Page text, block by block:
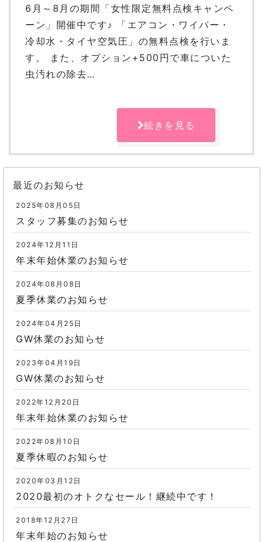
6月～8月の期間「女性限定無料点検キャンペ
ーン」開催中です♪ 「エアコン・ワイパー・
冷却水・タイヤ空気圧」の無料点検を行いま
す。 また、オプション+500円で車についた
虫汚れの除去…
続きを見る
最近のお知らせ
2025年08月05日
スタッフ募集のお知らせ
2024年12月11日
年末年始休業のお知らせ
2024年08月08日
夏季休業のお知らせ
2024年04月25日
GW休業のお知らせ
2023年04月19日
GW休業のお知らせ
2022年12月20日
年末年始休業のお知らせ
2022年08月10日
夏季休暇のお知らせ
2020年03月12日
2020最初のオトクなセール！継続中です！
2018年12月27日
年末年始のお知らせ